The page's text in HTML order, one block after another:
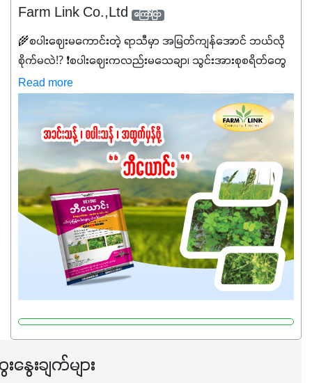
Farm Link Co.,Ltd ကြော်ငြာ
🌾စပါးဈေးမကောင်းတဲ့ ရာသီမှာ အမြတ်ကျန်အောင် ဘယ်လို
စိုက်မလဲ⁉️ ❗စပါးဈေးကလည်းမသေချာ၊ သွင်းအားစုစရိတ်တွေ
ကလည်း တက်နေတဲ့ဒီလိုအချိန်မှာ သွင်းအားစုဖိုးကို လျှော့ချပြီး
အထွက်နှုန်းကို ထိန်းထားနိုင်မှ ဦးကြီးတို့ အဆင်ပြေမှာနော် ✔️ဒါ
ကြောင့် ကိုယ်သုံးသမျှ ကိုယ့်အတွက်အကျိုးရစေမယ့်
အရည်အသွေးစိတ်ချရတဲ့ သွင်းအားစုပစ္စည်းတွေကိုပဲ ရွေးချယ်
သုံးသင့်ပါတယ်။
Read more
နွေးချက်များ